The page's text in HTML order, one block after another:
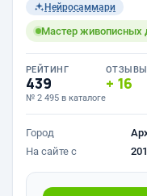
Нейросаммари
Мастер живописных
РЕЙТИНГ
439
№ 2 495 в каталоге
ОТЗЫВЫ
16
Город
На сайте с